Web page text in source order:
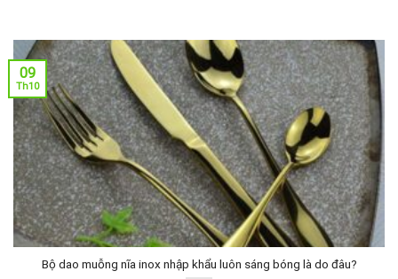
Bộ dao muỗng nĩa inox nhập khẩu luôn sáng bóng là do đâu?
09
Th10